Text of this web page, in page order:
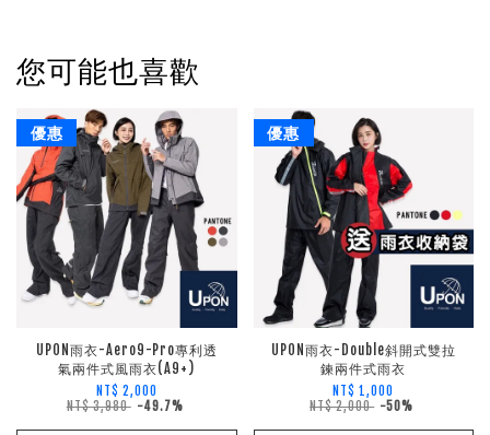
您可能也喜歡
優惠
UPON雨衣-Aero9-Pro專利透
氣兩件式風雨衣(A9+)
NT$ 2,000
NT$ 3,980 -49.7%
優惠
UPON雨衣-Double斜開式雙拉
鍊兩件式雨衣
NT$ 1,000
NT$ 2,000 -50%